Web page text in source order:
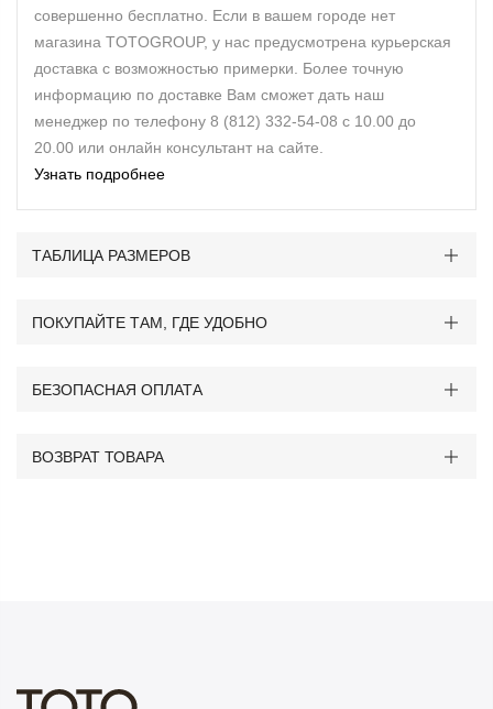
совершенно бесплатно. Если в вашем городе нет
магазина TOTOGROUP, у нас предусмотрена курьерская
доставка с возможностью примерки. Более точную
информацию по доставке Вам сможет дать наш
менеджер по телефону 8 (812) 332-54-08 с 10.00 до
20.00 или онлайн консультант на сайте.
Узнать подробнее
ТАБЛИЦА РАЗМЕРОВ
ПОКУПАЙТЕ ТАМ, ГДЕ УДОБНО
БЕЗОПАСНАЯ ОПЛАТА
ВОЗВРАТ ТОВАРА